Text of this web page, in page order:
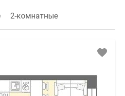
2-комнатные